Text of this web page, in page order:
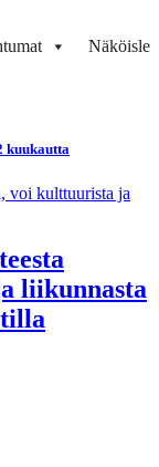
kuukautta
liikunnasta